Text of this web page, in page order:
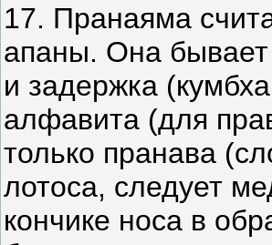
17. Пранаяма
апаны. Она бывает
и задержка
алфавита (для
только пранава
лотоса, следует
кончике носа в